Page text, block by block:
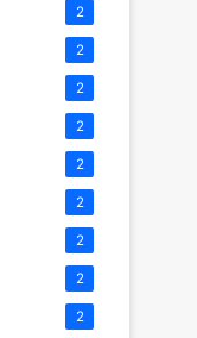
2
2
2
2
2
2
2
2
2